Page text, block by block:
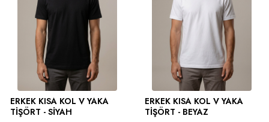
ERKEK KISA KOL V YAKA
TIŞÖRT - SIYAH
ERKEK KISA KOL V YAKA
TIŞÖRT - BEYAZ